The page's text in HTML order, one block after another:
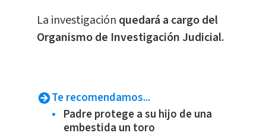
La investigación quedará a cargo del
Organismo de Investigación Judicial.
Te recomendamos...
Padre protege a su hijo de una
embestida un toro